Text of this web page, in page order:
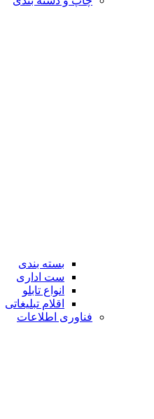
بسته بندی
ست اداری
انواع تابلو
اقلام تبلیغاتی
فناوری اطلاعات